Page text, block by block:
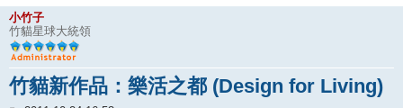
小竹子
竹貓星球大統領
竹貓新作品：樂活之都 (Design for Living)